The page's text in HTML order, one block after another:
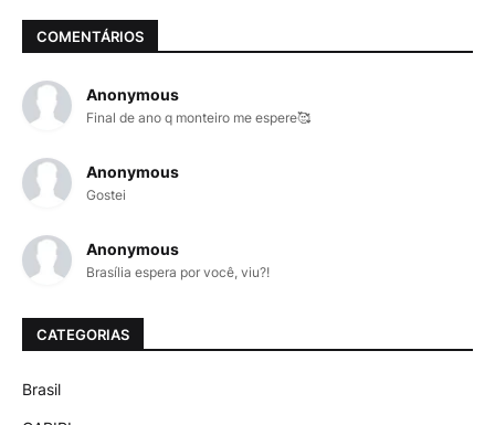
COMENTÁRIOS
Anonymous
Final de ano q monteiro me espere🥰
Anonymous
Gostei
Anonymous
Brasília espera por você, viu?!
CATEGORIAS
Brasil